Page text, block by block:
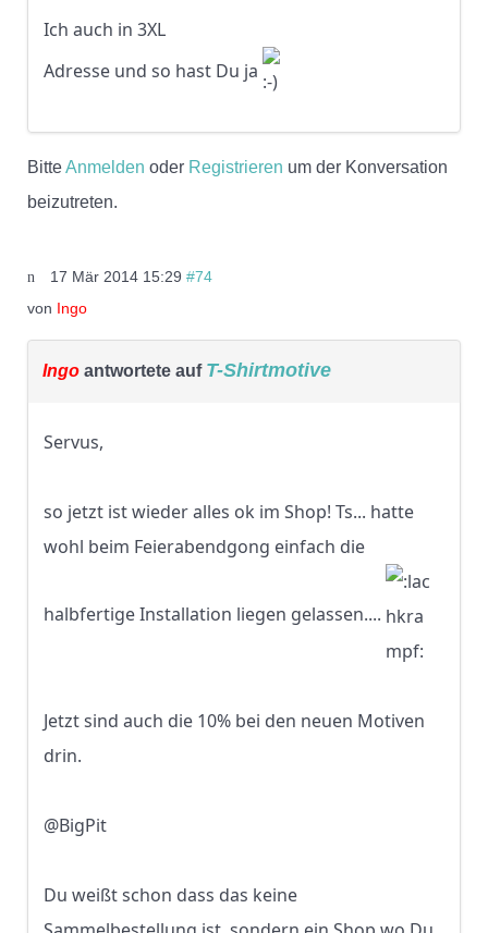
Ich auch in 3XL
Adresse und so hast Du ja
BitteAnmelden oder Registrieren um der Konversation
beizutreten.
17 Mär 2014 15:29 #74
von Ingo
Ingo antwortete auf T-Shirtmotive
Servus,
so jetzt ist wieder alles ok im Shop! Ts... hatte
wohl beim Feierabendgong einfach die
halbfertige Installation liegen gelassen....
Jetzt sind auch die 10% bei den neuen Motiven
drin.
@BigPit
Du weißt schon dass das keine